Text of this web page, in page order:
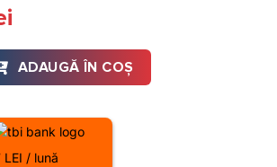
filet PN16 MT5120 3/4”
ADAUGĂ ÎN COȘ
/ lună